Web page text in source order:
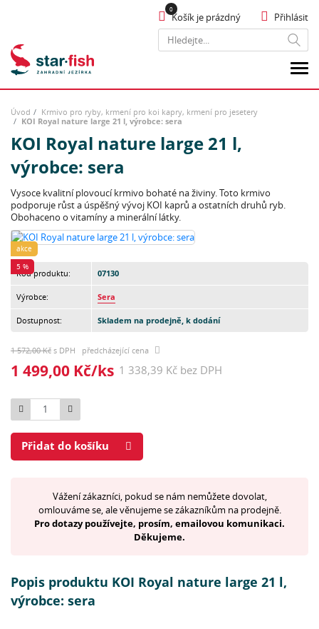
Hledat
Přihlásit
Košík je prázdný
Úvod
Krmivo pro ryby, krmení pro koi kapry, krmení pro jesetery
KOI Royal nature large 21 l, výrobce: sera
KOI Royal nature large 21 l,
výrobce: sera
Vysoce kvalitní plovoucí krmivo bohaté na živiny. Toto krmivo
podporuje růst a úspěšný vývoj KOI kaprů a ostatních druhů ryb.
Obohaceno o vitamíny a minerální látky.
akce
5 %
Kód produktu: 07130
Výrobce: Sera
Dostupnost: Skladem na prodejně, k dodání
1 572,00 Kč s DPH předcházející cena
1 499,00 Kč/ks 1 338,39 Kč bez DPH
Počet
Přidat do košíku
Vážení zákazníci, pokud se nám nemůžete dovolat,
omlouváme se, ale věnujeme se zákazníkům na prodejně.
Pro dotazy používejte, prosím, emailovou komunikaci.
Děkujeme.
Popis produktu KOI Royal nature large 21 l,
výrobce: sera